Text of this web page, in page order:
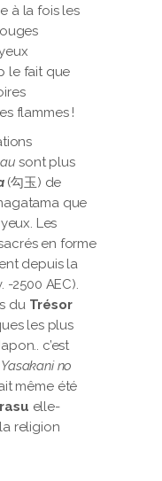
à la fois les
le fait que
flammes !
sont plus
(勾玉) de
que
Les
en forme
depuis la
2500 AEC).
du Trésor
les plus
c’est
Yasakani no
même été
elle-
religion